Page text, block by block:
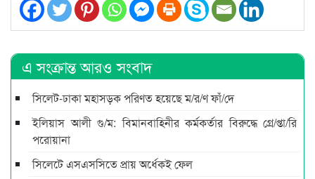
এ সংক্রান্ত আরও সংবাদ
সিলেট-ঢাকা মহাসড়ক পরিণত হয়েছে ম/র/ণ ফাঁ/দে
ইলিয়াস আলী গু/ম: বিমানবাহিনীর কর্মকর্তার বিরুদ্ধে গ্রে/প্তা/রি
পরোয়ানা
সিলেটে এসএসসিতে প্রায় অর্ধেকই ফেল